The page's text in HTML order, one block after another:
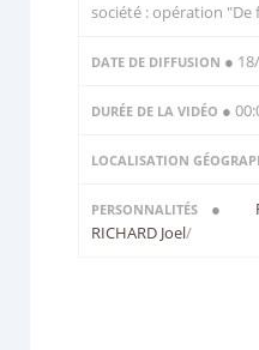
société : opération "De
DATE DE DIFFUSION ●
DURÉE DE LA VIDÉO ●
LOCALISATION
PERSONNALITÉS ●
RICHARD Joel/